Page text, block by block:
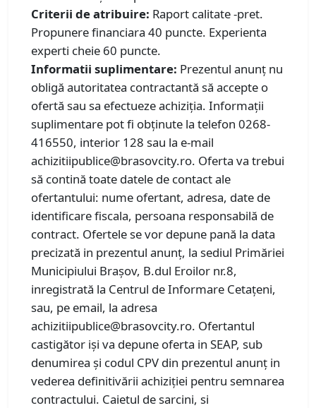
Criterii de atribuire: Raport calitate -pret.
Propunere financiara 40 puncte. Experienta
experti cheie 60 puncte.
Informatii suplimentare: Prezentul anunț nu
obligă autoritatea contractantă să accepte o
ofertă sau sa efectueze achiziția. Informații
suplimentare pot fi obținute la telefon 0268-
416550, interior 128 sau la e-mail
achizitiipublice@brasovcity.ro. Oferta va trebui
să contină toate datele de contact ale
ofertantului: nume ofertant, adresa, date de
identificare fiscala, persoana responsabilă de
contract. Ofertele se vor depune pană la data
precizată in prezentul anunț, la sediul Primăriei
Municipiului Brașov, B.dul Eroilor nr.8,
inregistrată la Centrul de Informare Cetațeni,
sau, pe email, la adresa
achizitiipublice@brasovcity.ro. Ofertantul
castigător iși va depune oferta in SEAP, sub
denumirea și codul CPV din prezentul anunț in
vederea definitivării achiziției pentru semnarea
contractului. Caietul de sarcini, si